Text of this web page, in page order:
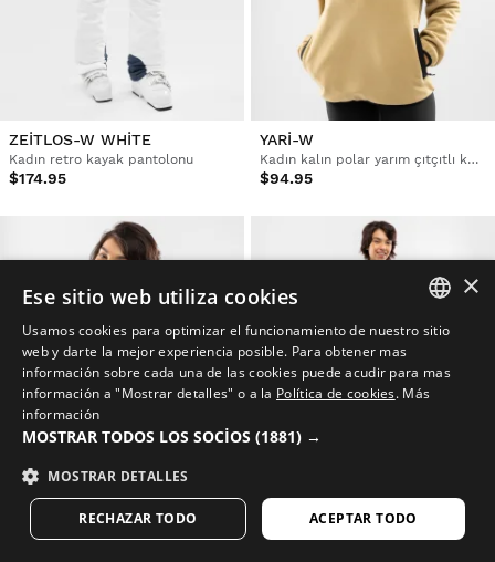
ZEITLOS-W WHITE
Kadın retro kayak pantolonu
$174.95
YARI-W
Kadın kalın polar yarım çıtçıtlı kazak
$94.95
NAGANO-W B1-W DAISEN
SPANISH
ENGLISH
GERMAN
×
Ese sitio web utiliza cookies
Usamos cookies para optimizar el funcionamiento de nuestro sitio
web y darte la mejor experiencia posible. Para obtener mas
información sobre cada una de las cookies puede acudir para mas
información a "Mostrar detalles" o a la Política de cookies. Más
información
MOSTRAR TODOS LOS SOCIOS (1881) →
MOSTRAR DETALLES
ACEPTAR TODO
RECHAZAR TODO